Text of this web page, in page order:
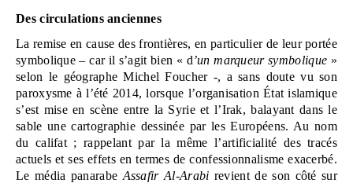
Des circulations anciennes
La remise en cause des frontières, en particulier de leur portée
symbolique – car il s’agit bien « d’un marqueur symbolique »
selon le géographe Michel Foucher -, a sans doute vu son
paroxysme à l’été 2014, lorsque l’organisation État islamique
s’est mise en scène entre la Syrie et l’Irak, balayant dans le
sable une cartographie dessinée par les Européens. Au nom
du califat ; rappelant par la même l’artificialité des tracés
actuels et ses effets en termes de confessionnalisme exacerbé.
Le média panarabe Assafir Al-Arabi revient de son côté sur